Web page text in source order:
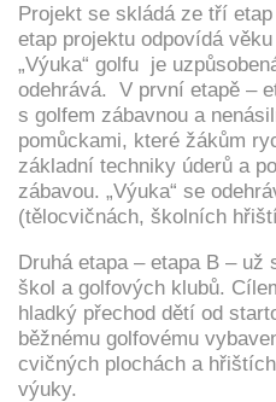
Projekt se skládá ze tří
etap projektu odpovídá
„Výuka“ golfu je
odehrává. V první etapě –
s golfem zábavnou a
pomůckami, které žákům
základní techniky úderů a
zábavou. „Výuka“ se
(tělocvičnách, školních
Druhá etapa – etapa B –
škol a golfových klubů.
hladký přechod dětí od
běžnému golfovému
cvičných plochách a
výuky.